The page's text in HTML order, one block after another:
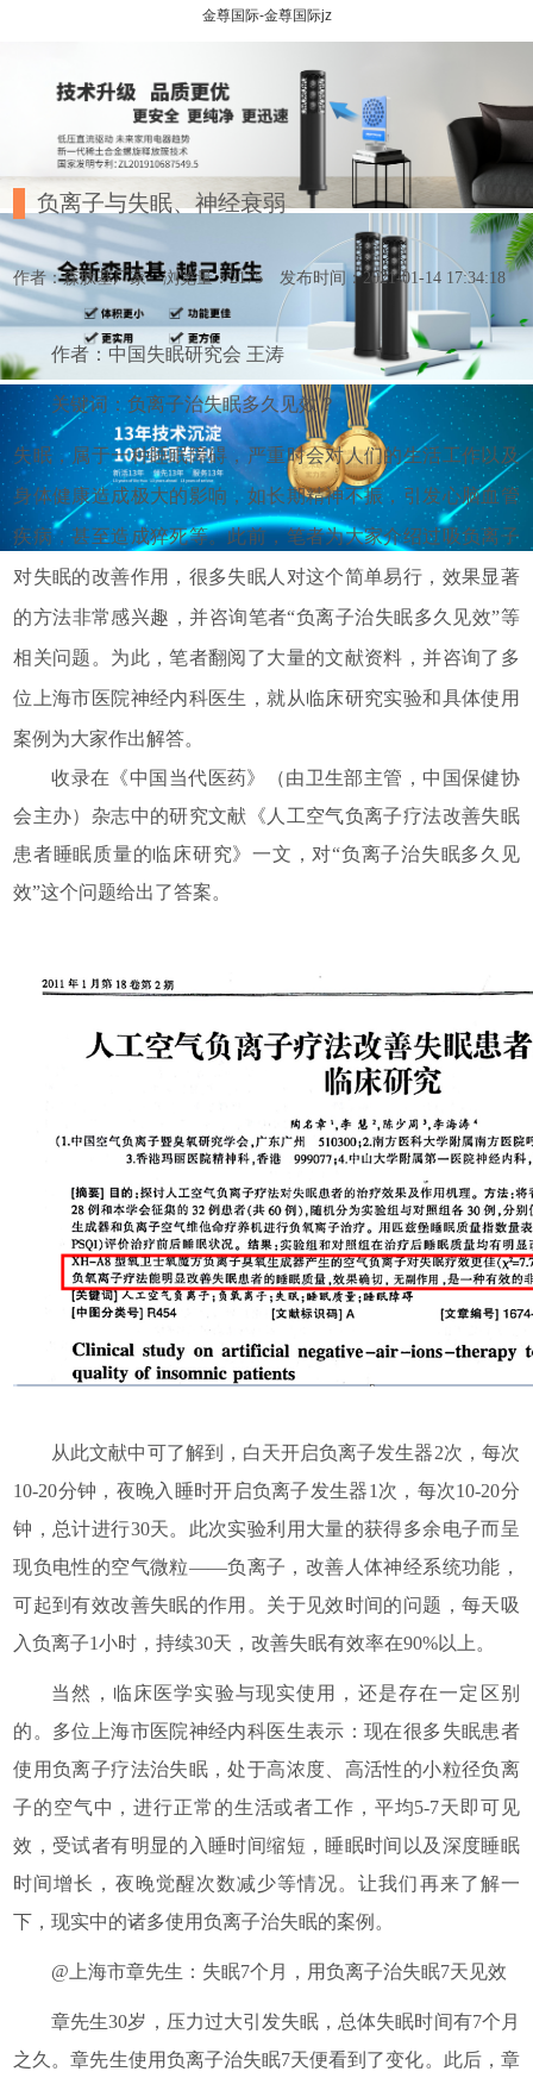
金尊国际-金尊国际jz
负离子与失眠、神经衰弱
作者：森肽基厂家 浏览量：2175 发布时间：2021-01-14 17:34:18
作者：中国失眠研究会 王涛
关键词：负离子治失眠多久见效？
失眠，属于一种睡眠障碍，严重时会对人们的生活工作以及
身体健康造成极大的影响，如长期精神不振，引发心脑血管
疾病，甚至造成猝死等。此前，笔者为大家介绍过吸负离子
对失眠的改善作用，很多失眠人对这个简单易行，效果显著
的方法非常感兴趣，并咨询笔者“负离子治失眠多久见效”等
相关问题。为此，笔者翻阅了大量的文献资料，并咨询了多
位上海市医院神经内科医生，就从临床研究实验和具体使用
案例为大家作出解答。
收录在《中国当代医药》（由卫生部主管，中国保健协
会主办）杂志中的研究文献《人工空气负离子疗法改善失眠
患者睡眠质量的临床研究》一文，对“负离子治失眠多久见
效”这个问题给出了答案。
从此文献中可了解到，白天开启负离子发生器2次，每次
10-20分钟，夜晚入睡时开启负离子发生器1次，每次10-20分
钟，总计进行30天。此次实验利用大量的获得多余电子而呈
现负电性的空气微粒——负离子，改善人体神经系统功能，
可起到有效改善失眠的作用。关于见效时间的问题，每天吸
入负离子1小时，持续30天，改善失眠有效率在90%以上。
当然，临床医学实验与现实使用，还是存在一定区别
的。多位上海市医院神经内科医生表示：现在很多失眠患者
使用负离子疗法治失眠，处于高浓度、高活性的小粒径负离
子的空气中，进行正常的生活或者工作，平均5-7天即可见
效，受试者有明显的入睡时间缩短，睡眠时间以及深度睡眠
时间增长，夜晚觉醒次数减少等情况。让我们再来了解一
下，现实中的诸多使用负离子治失眠的案例。
@上海市章先生：失眠7个月，用负离子治失眠7天见效
章先生30岁，压力过大引发失眠，总体失眠时间有7个月
之久。章先生使用负离子治失眠7天便看到了变化。此后，章